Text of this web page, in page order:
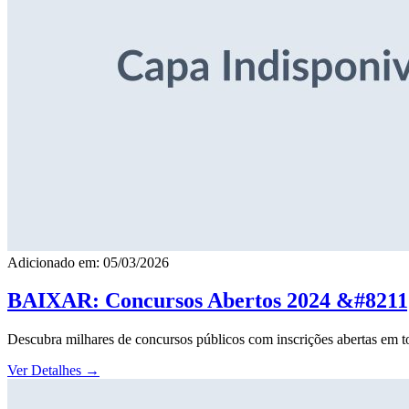
Adicionado em: 05/03/2026
BAIXAR: Concursos Abertos 2024
Descubra milhares de concursos públicos com inscrições abertas em
Ver Detalhes →